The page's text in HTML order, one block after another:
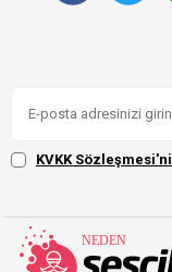
KVKK Sözleşmesi'ni